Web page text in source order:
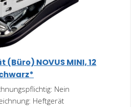
NOVUS MINI, 12
Nein
Heftgerät